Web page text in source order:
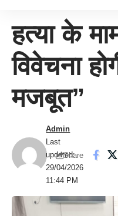
हत्या के
विवेचना
मजबूत”
Last
updated:
29/04/2026
11:44 PM
Admin
Share